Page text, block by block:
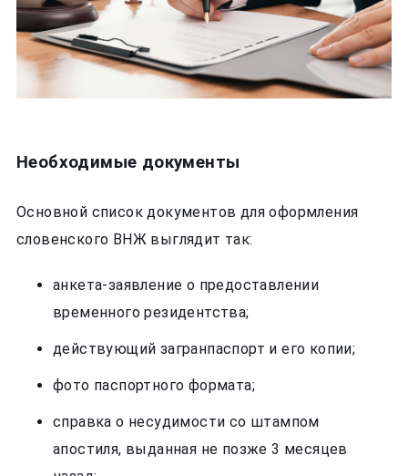
Необходимые документы
Основной список документов для оформления
словенского ВНЖ выглядит так:
анкета-заявление о предоставлении
временного резидентства;
действующий загранпаспорт и его копии;
фото паспортного формата;
справка о несудимости со штампом
апостиля, выданная не позже 3 месяцев